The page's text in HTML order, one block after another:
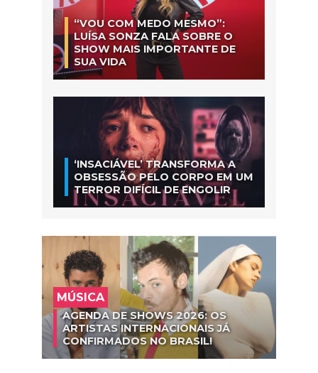
“VOU COM MEDO MESMO”:
LUÍSA SONZA FALA SOBRE O
SHOW MAIS IMPORTANTE DE
SUA VIDA
‘INSACIÁVEL’ TRANSFORMA A
OBSESSÃO PELO CORPO EM UM
TERROR DIFÍCIL DE ENGOLIR
MÚSICA
AGENDA DE SHOWS 2026: OS
ARTISTAS INTERNACIONAIS JÁ
CONFIRMADOS NO BRASIL!